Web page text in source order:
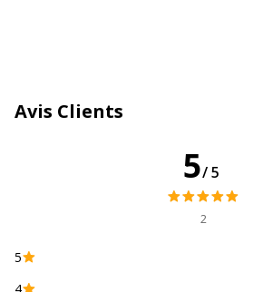
Nombre de support
Caractéristiques environnementales
Caractéristiques environnementales
Avis Clients
5/5
2
5